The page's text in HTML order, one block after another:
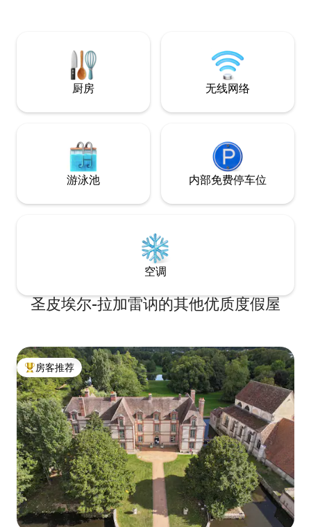
厨房 无线网络
游泳池 内部免费停车位
空调
圣皮埃尔-拉加雷讷的其他优质度假屋
热门「房客推荐」
房客推荐